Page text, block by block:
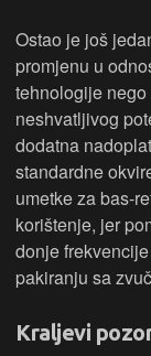
Ostao je još
promjenu u
tehnologije
neshvatljivog
dodatna
standardne
umetke za bas-
korištenje, jer
donje
pakiranju sa
Kraljevi